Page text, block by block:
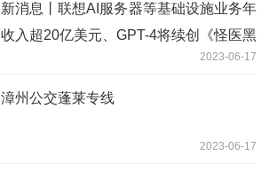
新消息丨联想AI服务器等基础设施业务年
收入超20亿美元、GPT-4将续创《怪医黑
杰克》、百度超级链发布敦煌数字藏
品……｜Meta元宇宙指北播报
2023-06-17
漳州公交蓬莱专线
2023-06-17